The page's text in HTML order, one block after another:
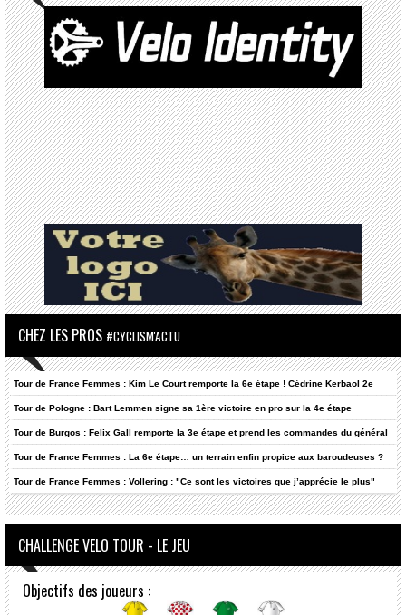
CHEZ LES PROS #CYCLISM'ACTU
Tour de France Femmes : Kim Le Court remporte la 6e étape ! Cédrine Kerbaol 2e
Tour de Pologne : Bart Lemmen signe sa 1ère victoire en pro sur la 4e étape
Tour de Burgos : Felix Gall remporte la 3e étape et prend les commandes du général
Tour de France Femmes : La 6e étape… un terrain enfin propice aux baroudeuses ?
Tour de France Femmes : Vollering : "Ce sont les victoires que j’apprécie le plus"
CHALLENGE VELO TOUR - LE JEU
Objectifs des joueurs :